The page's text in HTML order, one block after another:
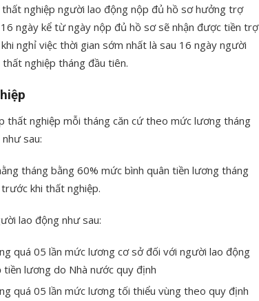
nghiệp người lao động nộp đủ hồ sơ hưởng trợ
ngày kể từ ngày nộp đủ hồ sơ sẽ nhận được tiền trợ
nghỉ việc thời gian sớm nhất là sau 16 ngày người
nghiệp tháng đầu tiên.
thất nghiệp mỗi tháng căn cứ theo mức lương tháng
sau:
tháng bằng 60% mức bình quân tiền lương tháng
khi thất nghiệp.
lao động như sau:
quá 05 lần mức lương cơ sở đối với người lao động
lương do Nhà nước quy định
quá 05 lần mức lương tối thiểu vùng theo quy định